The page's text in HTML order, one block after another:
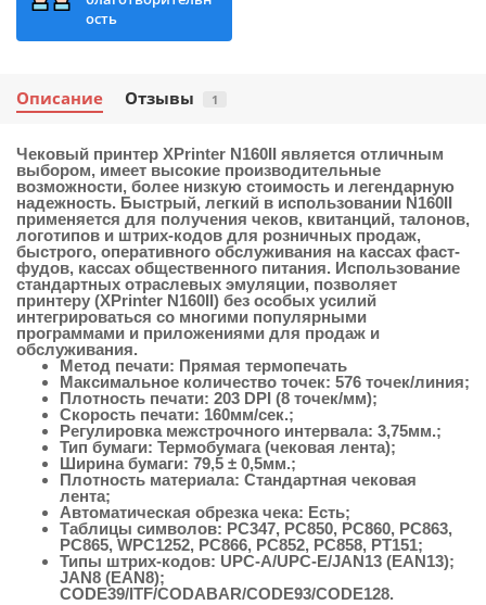
ость
Описание Отзывы 1
Чековый принтер XPrinter N160II является отличным
выбором, имеет высокие производительные
возможности, более низкую стоимость и легендарную
надежность. Быстрый, легкий в использовании N160II
применяется для получения чеков, квитанций, талонов,
логотипов и штрих-кодов для розничных продаж,
быстрого, оперативного обслуживания на кассах фаст-
фудов, кассах общественного питания. Использование
стандартных отраслевых эмуляции, позволяет
принтеру (XPrinter N160II) без особых усилий
интегрироваться со многими популярными
программами и приложениями для продаж и
обслуживания.
Метод печати: Прямая термопечать
Максимальное количество точек: 576 точек/линия;
Плотность печати: 203 DPI (8 точек/мм);
Скорость печати: 160мм/сек.;
Регулировка межстрочного интервала: 3,75мм.;
Тип бумаги: Термобумага (чековая лента);
Ширина бумаги: 79,5 ± 0,5мм.;
Плотность материала: Стандартная чековая
лента;
Автоматическая обрезка чека: Есть;
Таблицы символов: PC347, PC850, PC860, PC863,
PC865, WPC1252, PC866, PC852, PC858, PT151;
Типы штрих-кодов: UPC-A/UPC-E/JAN13 (EAN13);
JAN8 (EAN8);
CODE39/ITF/CODABAR/CODE93/CODE128.